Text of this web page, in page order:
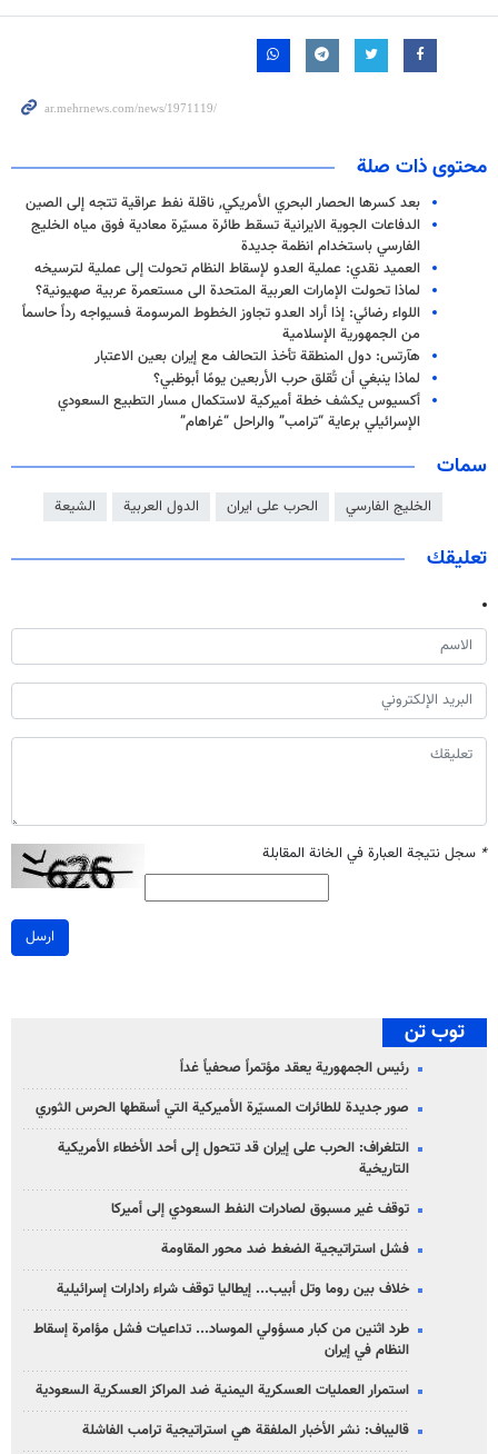
محتوى ذات صلة
بعد كسرها الحصار البحري الأمريكي, ناقلة نفط عراقية تتجه إلى الصين
الدفاعات الجوية الايرانية تسقط طائرة مسيّرة معادية فوق مياه الخليج
الفارسي باستخدام انظمة جديدة
العميد نقدي: عملية العدو لإسقاط النظام تحولت إلى عملية لترسيخه
لماذا تحولت الإمارات العربية المتحدة الى مستعمرة عربية صهيونية؟
اللواء رضائي: إذا أراد العدو تجاوز الخطوط المرسومة فسيواجه رداً حاسماً
من الجمهورية الإسلامية
هآرتس: دول المنطقة تأخذ التحالف مع إيران بعين الاعتبار
لماذا ينبغي أن تُقلق حرب الأربعين يومًا أبوظبي؟
أكسيوس يكشف خطة أميركية لاستكمال مسار التطبيع السعودي
الإسرائيلي برعاية “ترامب” والراحل “غراهام”
سمات
الخليج الفارسي الحرب على ايران الدول العربية الشيعة
تعليقك
* سجل نتيجة العبارة في الخانة المقابلة
ارسل
توب تن
رئيس الجمهورية يعقد مؤتمراً صحفياً غداً
صور جديدة للطائرات المسيّرة الأميركية التي أسقطها الحرس الثوري
التلغراف: الحرب على إيران قد تتحول إلى أحد الأخطاء الأمريكية
التاريخية
توقف غير مسبوق لصادرات النفط السعودي إلى أميركا
فشل استراتيجية الضغط ضد محور المقاومة
خلاف بين روما وتل أبيب... إيطاليا توقف شراء رادارات إسرائيلية
طرد اثنين من كبار مسؤولي الموساد... تداعيات فشل مؤامرة إسقاط
النظام في إيران
استمرار العمليات العسكرية اليمنية ضد المراكز العسكرية السعودية
قاليباف: نشر الأخبار الملفقة هي استراتيجية ترامب الفاشلة